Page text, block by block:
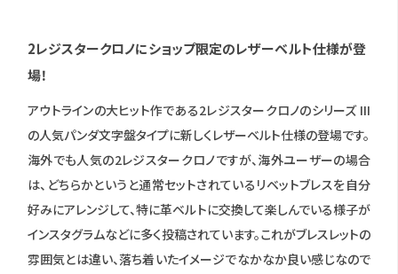
2レジスタークロノにショップ限定のレザーベルト仕様が登
場！
アウトラインの大ヒット作である2レジスタークロノのシリーズ III
の人気パンダ文字盤タイプに新しくレザーベルト仕様の登場です。
海外でも人気の2レジスタークロノですが、海外ユーザーの場合
は、どちらかというと通常セットされているリベットブレスを自分
好みにアレンジして、特に革ベルトに交換して楽しんでいる様子が
インスタグラムなどに多く投稿されています。これがブレスレットの
雰囲気とは違い、落ち着いたイメージでなかなか良い感じなので